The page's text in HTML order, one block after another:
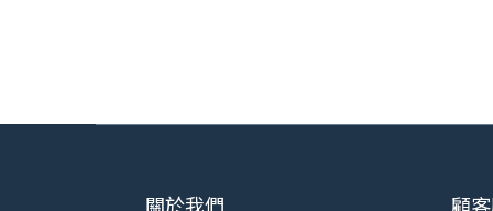
關於我們 顧